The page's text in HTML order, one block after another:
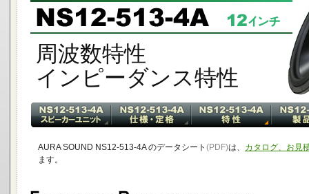
周波数特性
インピーダンス特性
AURA SOUND NS12-513-4A のデータシート (PDF)は、 カタログ、お見
ます。